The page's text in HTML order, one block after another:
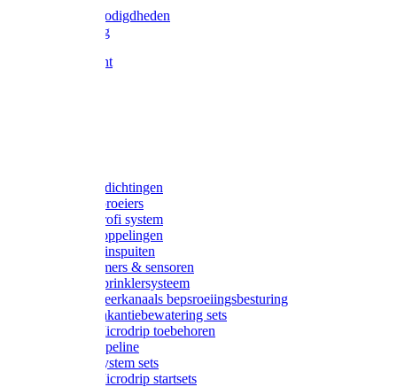
Tyleen benodigdheden
Tyleenslang
Lange bocht
Gardena afdichtingen
Gardena sproeiers
Gardena Profi system
Gardena koppelingen
Gardena tuinspuiten
Gardena timers & sensoren
Gardena Sprinklersysteem
Gardena meerkanaals bepsroeiingsbesturing
Gardena vakantiebewatering sets
Gardena Microdrip toebehoren
Gardena Pipeline
Gardena System sets
Gardena Microdrip startsets